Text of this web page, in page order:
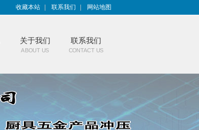
收藏本站 联系我们 网站地图
关于我们
ABOUT US
联系我们
CONTACT US